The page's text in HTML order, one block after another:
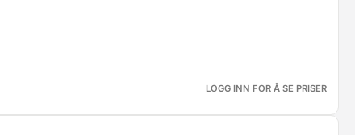
LOGG INN FOR Å SE PRISER